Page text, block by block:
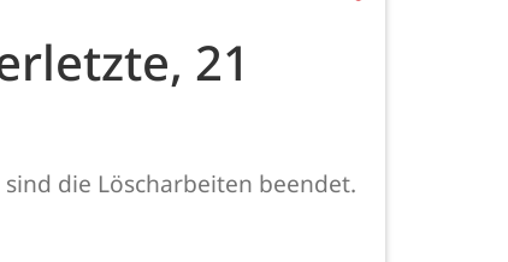
21
die Löscharbeiten beendet.